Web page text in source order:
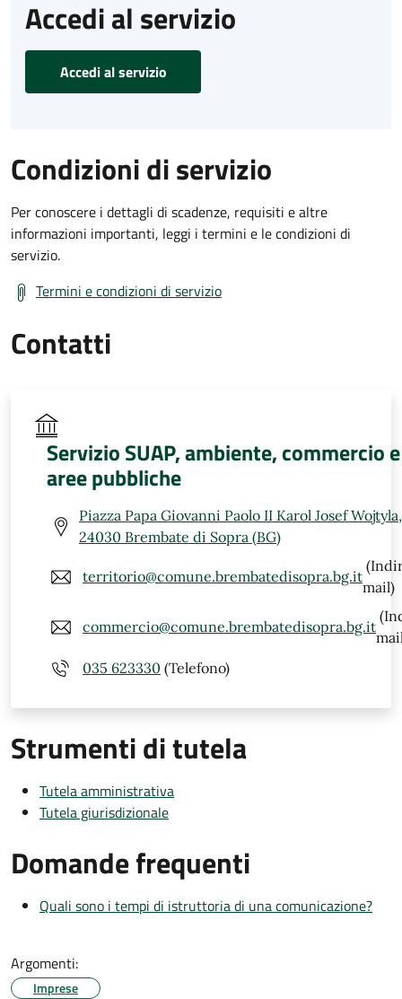
Accedi al servizio
Accedi al servizio
Condizioni di servizio
Per conoscere i dettagli di scadenze, requisiti e altre
informazioni importanti, leggi i termini e le condizioni di
servizio.
Termini e condizioni di servizio
Contatti
Servizio SUAP, ambiente, commercio e
aree pubbliche
Piazza Papa Giovanni Paolo II Karol Josef
24030 Brembate di Sopra (BG)
territorio@comune.brembatedisopra.bg.it
mail)
commercio@comune.brembatedisopra.bg.it
035 623330 (Telefono)
Strumenti di tutela
Tutela amministrativa
Tutela giurisdizionale
Domande frequenti
Quali sono i tempi di istruttoria di una comunicazione?
Argomenti:
Imprese